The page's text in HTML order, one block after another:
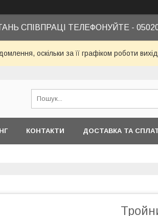
СПІВПРАЦІ ТЕЛЕФОНУЙТЕ -
оскільки за її графіком роботи
КОНТАКТИ ДОСТАВКА ТА